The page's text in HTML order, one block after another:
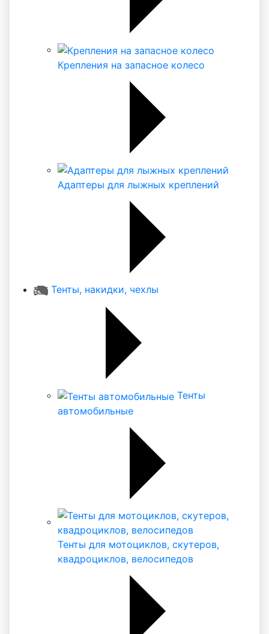
Крепления на запасное колесо
Адаптеры для лыжных креплений
Тенты, накидки, чехлы
Тенты
автомобильные
Тенты для мотоциклов, скутеров,
квадроциклов, велосипедов